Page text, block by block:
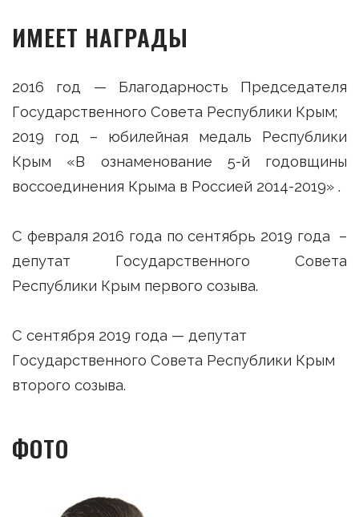
ИМЕЕТ НАГРАДЫ
2016 год — Благодарность Председателя
Государственного Совета Республики Крым;
2019 год – юбилейная медаль Республики
Крым «В ознаменование 5-й годовщины
воссоединения Крыма в Россией 2014-2019» .
С февраля 2016 года по сентябрь 2019 года –
депутат Государственного Совета
Республики Крым первого созыва.
С сентября 2019 года — депутат
Государственного Совета Республики Крым
второго созыва.
ФОТО